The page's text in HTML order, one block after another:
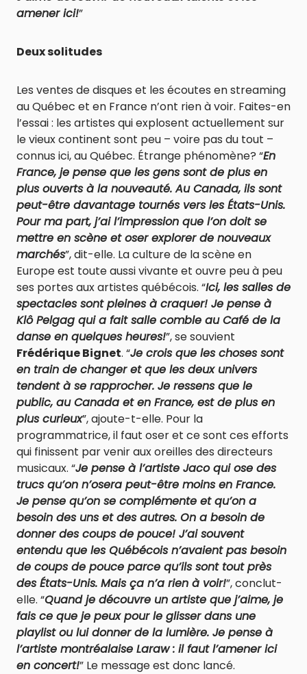
amener ici!”
Deux solitudes
Les ventes de disques et les écoutes en streaming
au Québec et en France n’ont rien à voir. Faites-en
l’essai : les artistes qui explosent actuellement sur
le vieux continent sont peu – voire pas du tout –
connus ici, au Québec. Étrange phénomène? “En
France, je pense que les gens sont de plus en
plus ouverts à la nouveauté. Au Canada, ils sont
peut-être davantage tournés vers les États-Unis.
Pour ma part, j’ai l’impression que l’on doit se
mettre en scène et oser explorer de nouveaux
marchés”, dit-elle. La culture de la scène en
Europe est toute aussi vivante et ouvre peu à peu
ses portes aux artistes québécois. “Ici, les salles de
spectacles sont pleines à craquer! Je pense à
Klô Pelgag qui a fait salle comble au Café de la
danse en quelques heures!”, se souvient
Frédérique Bignet. “Je crois que les choses sont
en train de changer et que les deux univers
tendent à se rapprocher. Je ressens que le
public, au Canada et en France, est de plus en
plus curieux”, ajoute-t-elle. Pour la
programmatrice, il faut oser et ce sont ces efforts
qui finissent par venir aux oreilles des directeurs
musicaux. “Je pense à l’artiste Jaco qui ose des
trucs qu’on n’osera peut-être moins en France.
Je pense qu’on se complémente et qu’on a
besoin des uns et des autres. On a besoin de
donner des coups de pouce! J’ai souvent
entendu que les Québécois n’avaient pas besoin
de coups de pouce parce qu’ils sont tout près
des États-Unis. Mais ça n’a rien à voir!”, conclut-
elle. “Quand je découvre un artiste que j’aime, je
fais ce que je peux pour le glisser dans une
playlist ou lui donner de la lumière. Je pense à
l’artiste montréalaise Laraw : il faut l’amener ici
en concert!” Le message est donc lancé.